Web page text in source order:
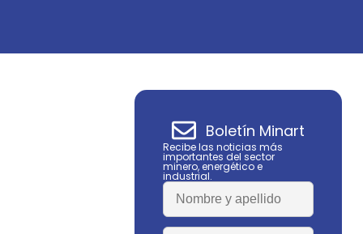
Boletín Minart
Recibe las noticias más
importantes del sector
minero, energético e
industrial.